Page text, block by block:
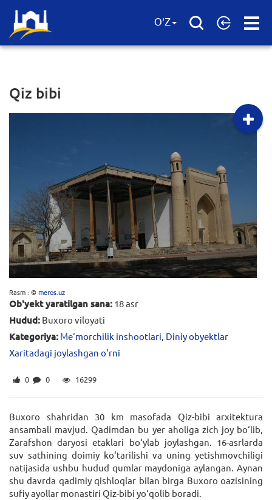
Open
O'Z
Qiz bibi
Rasm : ©meros.uz
Ob'yekt yaratilgan sana: 18 asr
Hudud: Buxoro viloyati
Kategoriya: Me‘morchilik inshootlari, Diniy obyektlar
Xaritadagi joylashgan o'rni
0 0 16299
Buxoro shahridan 30 km masofada Qiz-bibi arxitektura
ansambali mavjud. Qadimdan bu yer aholiga zich joy bo‘lib,
Zarafshon daryosi etaklari bo‘ylab joylashgan. 16-asrlarda
suv sathining doimiy ko‘tarilishi va uning yetishmovchiligi
natijasida ushbu hudud qumlar maydoniga aylangan. Aynan
shu davrda qadimiy qishloqlar bilan birga Buxoro oazisining
sufiy ayollar monastiri Qiz-bibi yo‘qolib boradi.